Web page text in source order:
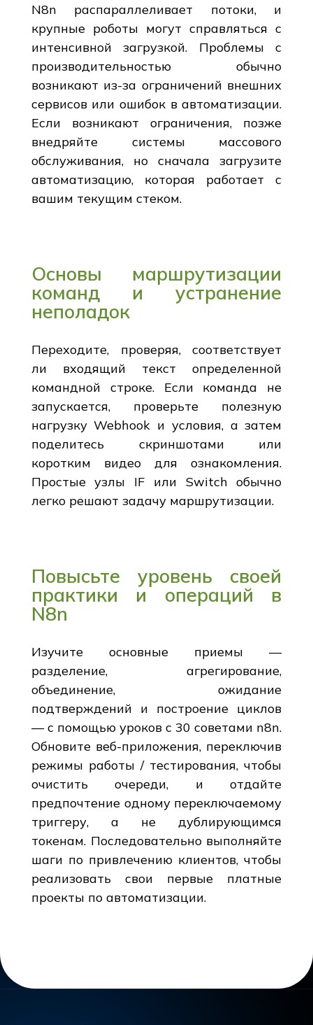
N8n распараллеливает потоки, и
крупные роботы могут справляться с
интенсивной загрузкой. Проблемы с
производительностью обычно
возникают из-за ограничений внешних
сервисов или ошибок в автоматизации.
Если возникают ограничения, позже
внедряйте системы массового
обслуживания, но сначала загрузите
автоматизацию, которая работает с
вашим текущим стеком.
Основы маршрутизации
команд и устранение
неполадок
Переходите, проверяя, соответствует
ли входящий текст определенной
командной строке. Если команда не
запускается, проверьте полезную
нагрузку Webhook и условия, а затем
поделитесь скриншотами или
коротким видео для ознакомления.
Простые узлы IF или Switch обычно
легко решают задачу маршрутизации.
Повысьте уровень своей
практики и операций в
N8n
Изучите основные приемы —
разделение, агрегирование,
объединение, ожидание
подтверждений и построение циклов
— с помощью уроков с 30 советами n8n.
Обновите веб-приложения, переключив
режимы работы / тестирования, чтобы
очистить очереди, и отдайте
предпочтение одному переключаемому
триггеру, а не дублирующимся
токенам. Последовательно выполняйте
шаги по привлечению клиентов, чтобы
реализовать свои первые платные
проекты по автоматизации.